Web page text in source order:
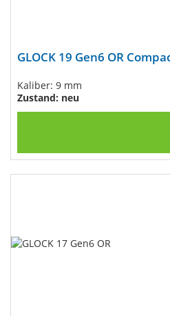
GLOCK 19 Gen6 OR
Kaliber: 9 mm
Zustand: neu